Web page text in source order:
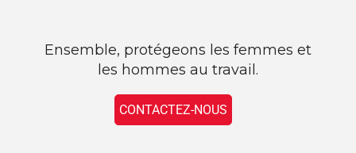
Ensemble, protégeons les femmes et
les hommes au travail.
CONTACTEZ-NOUS